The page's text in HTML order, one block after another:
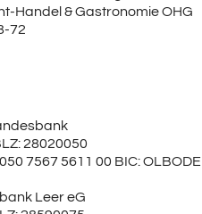
Handel & Gastronomie OHG
72
28020050
7567 5611 00 BIC:
Leer eG